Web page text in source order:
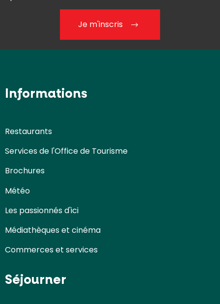
Je m'inscris
Informations
Restaurants
Services de l'Office de Tourisme
Brochures
Météo
Les passionnés d'ici
Médiathèques et cinéma
Commerces et services
Séjourner